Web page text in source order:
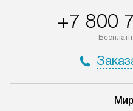
доставляются бесплатно
по Москве в пределах
не предусмотрена.
доставки доставит
+7 800